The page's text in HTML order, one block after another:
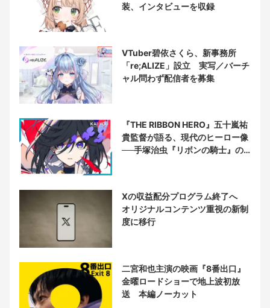
装、インタビューを収録
VTuber碧依さくら、新事務所
「re;ALIZE」設立 実写／バーチ
ャル問わず配信者を募集
『THE RIBBON HERO』五十嵐祐
貴監督が語る、現代のヒーロー像
──手塚治虫『リボンの騎士』の
Xの収益配分プログラム終了へ
オリジナルコンテンツ重視の新制
度に移行
二宮和也主演の映画『8番出口』
金曜ロードショーで地上波初放
送 本編ノーカット